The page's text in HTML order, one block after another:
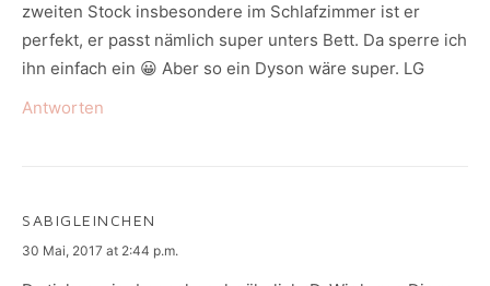
zweiten Stock insbesondere im Schlafzimmer ist er
perfekt, er passt nämlich super unters Bett. Da sperre ich
ihn einfach ein 😀 Aber so ein Dyson wäre super. LG
Antworten
SABIGLEINCHEN
says:
30 Mai, 2017 at 2:44 p.m.